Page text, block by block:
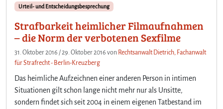
Urteil- und Entscheidungsbesprechung
Strafbarkeit heimlicher Filmaufnahmen
– die Norm der verbotenen Sexfilme
31. Oktober 2016 /29. Oktober 2016 von Rechtsanwalt Dietrich, Fachanwalt
für Strafrecht - Berlin-Kreuzberg
Das heimliche Aufzeichnen einer anderen Person in intimen
Situationen gilt schon lange nicht mehr nur als Unsitte,
sondern findet sich seit 2004 in einem eigenen Tatbestand im